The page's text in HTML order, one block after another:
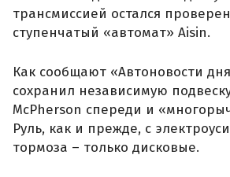
трансмиссией остался
ступенчатый «автомат» Aisin.
Как сообщают «Автоновости
сохранил независимую
McPherson спереди и
Руль, как и прежде, с
тормоза – только дисковые.